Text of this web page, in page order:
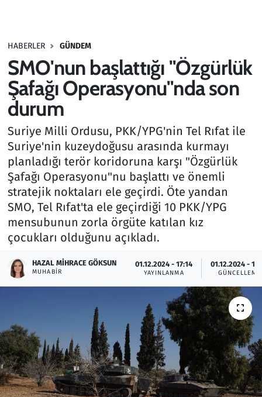
HABERLER GÜNDEM
SMO'nun başlattığı "Özgürlük
Şafağı Operasyonu"nda son
durum
Suriye Milli Ordusu, PKK/YPG'nin Tel Rıfat ile
Suriye'nin kuzeydoğusu arasında kurmayı
planladığı terör koridoruna karşı "Özgürlük
Şafağı Operasyonu"nu başlattı ve önemli
stratejik noktaları ele geçirdi. Öte yandan
SMO, Tel Rıfat'ta ele geçirdiği 10 PKK/YPG
mensubunun zorla örgüte katılan kız
çocukları olduğunu açıkladı.
HAZAL MIHRACE GÖKSUN
MUHABIR
01.12.2024 - 17:14
YAYINLANMA
01.12.2024 -
GÜNCELLEME
Haber
Kültür Sanat
Kurumsal Haberler
Lezzet Durağı
Memur ve Kamu
Otomobil
Oyun
Ramazan
Resmi İlanlar
Rüya Tabirleri
Sağlık
Savunma Sanayi